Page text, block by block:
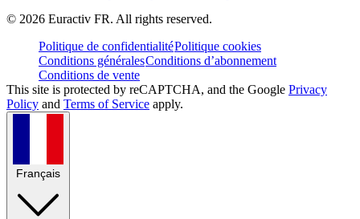
© 2026 Euractiv FR. All rights reserved.
Politique de confidentialitéPolitique cookies
Conditions généralesConditions d’abonnement
Conditions de vente
This site is protected by reCAPTCHA, and the Google Privacy
Policy and Terms of Service apply.
Français